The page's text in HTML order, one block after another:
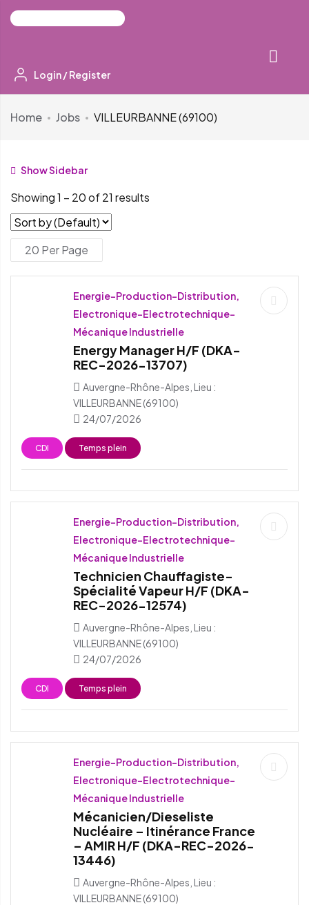
Login /Register
Home Jobs VILLEURBANNE (69100)
Show Sidebar
Showing1 – 20of 21 results
Energie-Production-Distribution,
Electronique-Electrotechnique-
Mécanique Industrielle
Energy Manager H/F (DKA-
REC-2026-13707)
Auvergne-Rhône-Alpes, Lieu :
VILLEURBANNE (69100)
24/07/2026
CDI Temps plein
Energie-Production-Distribution,
Electronique-Electrotechnique-
Mécanique Industrielle
Technicien Chauffagiste-
Spécialité Vapeur H/F (DKA-
REC-2026-12574)
Auvergne-Rhône-Alpes, Lieu :
VILLEURBANNE (69100)
24/07/2026
CDI Temps plein
Energie-Production-Distribution,
Electronique-Electrotechnique-
Mécanique Industrielle
Mécanicien/Dieseliste
Nucléaire – Itinérance France
– AMIR H/F (DKA-REC-2026-
13446)
Auvergne-Rhône-Alpes, Lieu :
VILLEURBANNE (69100)